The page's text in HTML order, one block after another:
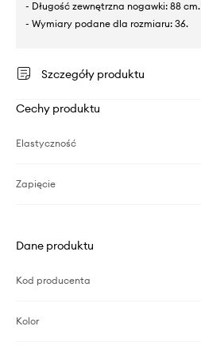
- Długość zewnętrzna nogawki: 88 cm.
- Wymiary podane dla rozmiaru: 36.
Szczegóły produktu
Cechy produktu
Elastyczność
Zapięcie
Dane produktu
Kod producenta
Kolor